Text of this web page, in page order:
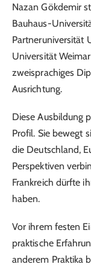
Nazan Gökdemir
Bauhaus-
Partneruniversität
Universität
zweisprachiges
Ausrichtung.
Diese Ausbildung
Profil. Sie bewegt
die Deutschland,
Perspektiven
Frankreich dürfte
haben.
Vor ihrem festen
praktische
anderem Praktika